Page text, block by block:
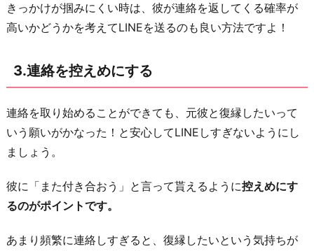
きっかけが掴みにくい時は、彼が連絡を返してくる確率が
高いかどうかを考えてLINEを送るのも良い方法ですよ！
3.連絡を控えめにする
連絡を取り始めることができても、元彼と復縁したいって
いう願いがかなった！と安心してLINEしすぎないようにし
ましょう。
彼に「また付き合おう」と言って貰えるように控えめにす
るのがポイントです。
あまり頻繁に連絡しすぎると、復縁したいという気持ちが